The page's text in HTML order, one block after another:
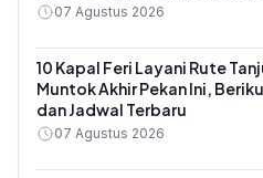
07 Agustus 2026
10 Kapal Feri Layani Rute
Muntok Akhir Pekan Ini,
dan Jadwal Terbaru
07 Agustus 2026